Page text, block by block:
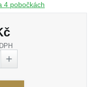
4 pobočkách